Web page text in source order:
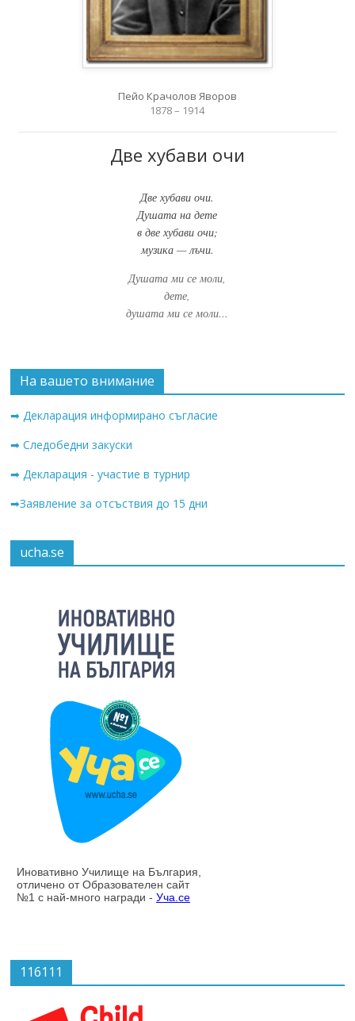
Пейо Крачолов Яворов
1878 – 1914
Две хубави очи
Две хубави очи.
Душата на дете
в две хубави очи;
музика — лъчи.
Душата ми се моли,
дете,
душата ми се моли...
На вашето внимание
➡ Декларация информирано съгласие
➡ Следобедни закуски
➡ Декларация - участие в турнир
➡Заявление за отсъствия до 15 дни
ucha.se
116111